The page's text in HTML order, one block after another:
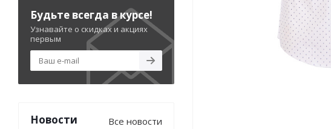
Будьте всегда в курсе!
Узнавайте о скидках и акциях
первым
Новости Все новости